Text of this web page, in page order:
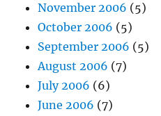
November 2006 (5)
October 2006 (5)
September 2006 (5)
August 2006 (7)
July 2006 (6)
June 2006 (7)